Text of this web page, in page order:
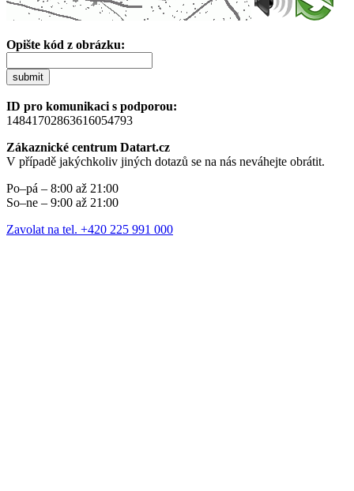
Opište kód z obrázku:
submit
ID pro komunikaci s podporou:
14841702863616054793
Zákaznické centrum Datart.cz
V případě jakýchkoliv jiných dotazů se na nás neváhejte obrátit.
Po–pá – 8:00 až 21:00
So–ne – 9:00 až 21:00
Zavolat na tel. +420 225 991 000